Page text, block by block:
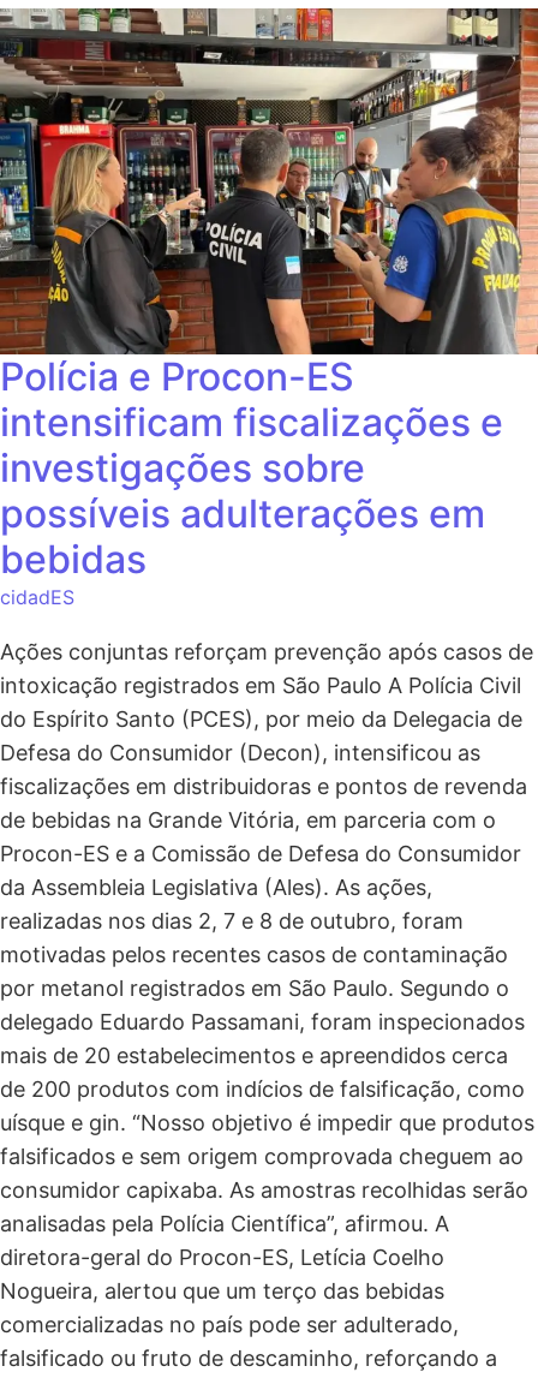
Polícia e Procon-ES
intensificam fiscalizações e
investigações sobre
possíveis adulterações em
bebidas
cidadES
Ações conjuntas reforçam prevenção após casos de
intoxicação registrados em São Paulo A Polícia Civil
do Espírito Santo (PCES), por meio da Delegacia de
Defesa do Consumidor (Decon), intensificou as
fiscalizações em distribuidoras e pontos de revenda
de bebidas na Grande Vitória, em parceria com o
Procon-ES e a Comissão de Defesa do Consumidor
da Assembleia Legislativa (Ales). As ações,
realizadas nos dias 2, 7 e 8 de outubro, foram
motivadas pelos recentes casos de contaminação
por metanol registrados em São Paulo. Segundo o
delegado Eduardo Passamani, foram inspecionados
mais de 20 estabelecimentos e apreendidos cerca
de 200 produtos com indícios de falsificação, como
uísque e gin. “Nosso objetivo é impedir que produtos
falsificados e sem origem comprovada cheguem ao
consumidor capixaba. As amostras recolhidas serão
analisadas pela Polícia Científica”, afirmou. A
diretora-geral do Procon-ES, Letícia Coelho
Nogueira, alertou que um terço das bebidas
comercializadas no país pode ser adulterado,
falsificado ou fruto de descaminho, reforçando a